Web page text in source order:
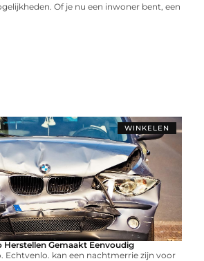
Of je nu een inwoner bent, een
WINKELEN
Herstellen Gemaakt Eenvoudig
Echtvenlo. kan een nachtmerrie zijn voor